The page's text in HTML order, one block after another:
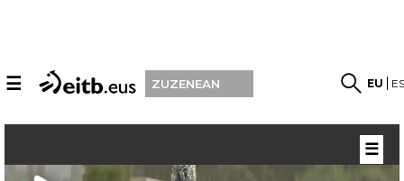
☰ ZUZENEAN EU
☰